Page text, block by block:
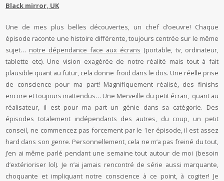
Black mirror, UK
Une de mes plus belles découvertes, un chef d’oeuvre! Chaque
épisode raconte une histoire différente, toujours centrée sur le même
sujet… notre dépendance face aux écrans (portable, tv, ordinateur,
tablette etc). Une vision exagérée de notre réalité mais tout à fait
plausible quant au futur, cela donne froid dans le dos. Une réelle prise
de conscience pour ma part! Magnifiquement réalisé, des finishs
encore et toujours inattendus… Une Merveille du petit écran, quant au
réalisateur, il est pour ma part un génie dans sa catégorie. Des
épisodes totalement indépendants des autres, du coup, un petit
conseil, ne commencez pas forcement par le 1er épisode, il est assez
hard dans son genre. Personnellement, cela ne m’a pas freiné du tout,
j’en ai même parlé pendant une semaine tout autour de moi (besoin
d’extérioriser lol). Je n’ai jamais rencontré de série aussi marquante,
choquante et impliquant notre conscience à ce point, à cogiter! Je